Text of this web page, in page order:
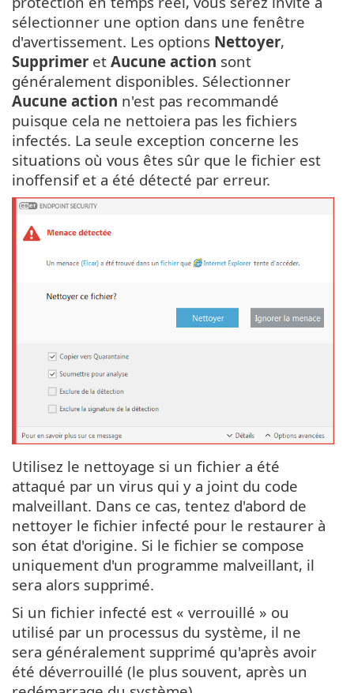
sélectionner une option dans une fenêtre
d'avertissement. Les options Nettoyer,
Supprimer et Aucune action sont
généralement disponibles. Sélectionner
Aucune action n'est pas recommandé
puisque cela ne nettoiera pas les fichiers
infectés. La seule exception concerne les
situations où vous êtes sûr que le fichier est
inoffensif et a été détecté par erreur.
Utilisez le nettoyage si un fichier a été
attaqué par un virus qui y a joint du code
malveillant. Dans ce cas, tentez d'abord de
nettoyer le fichier infecté pour le restaurer à
son état d'origine. Si le fichier se compose
uniquement d'un programme malveillant, il
sera alors supprimé.
Si un fichier infecté est « verrouillé » ou
utilisé par un processus du système, il ne
sera généralement supprimé qu'après avoir
été déverrouillé (le plus souvent, après un